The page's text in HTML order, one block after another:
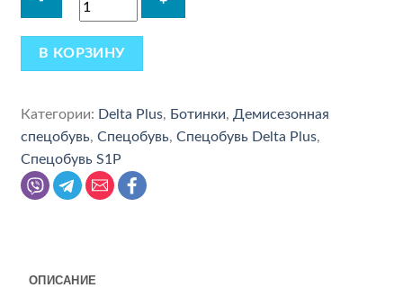
В КОРЗИНУ
Категории: Delta Plus, Ботинки, Демисезонная
спецобувь,Спецобувь,Спецобувь Delta Plus,
Спецобувь S1P
ОПИСАНИЕ